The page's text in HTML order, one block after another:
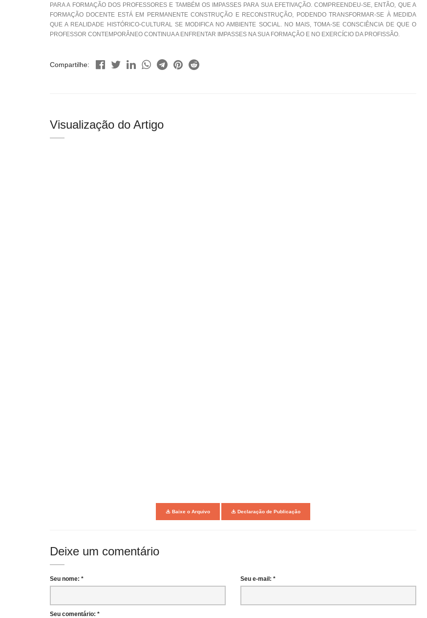
PARA A FORMAÇÃO DOS PROFESSORES E TAMBÉM OS IMPASSES PARA SUA EFETIVAÇÃO. COMPREENDEU-SE, ENTÃO, QUE A
FORMAÇÃO DOCENTE ESTÁ EM PERMANENTE CONSTRUÇÃO E RECONSTRUÇÃO, PODENDO TRANSFORMAR-SE À MEDIDA
QUE A REALIDADE HISTÓRICO-CULTURAL SE MODIFICA NO AMBIENTE SOCIAL. NO MAIS, TOMA-SE CONSCIÊNCIA DE QUE O
PROFESSOR CONTEMPORÂNEO CONTINUA A ENFRENTAR IMPASSES NA SUA FORMAÇÃO E NO EXERCÍCIO DA PROFISSÃO.
Compartilhe:
Visualização do Artigo
Baixe o Arquivo Declaração de Publicação
Deixe um comentário
Seu nome: * Seu e-mail: *
Seu comentário: *